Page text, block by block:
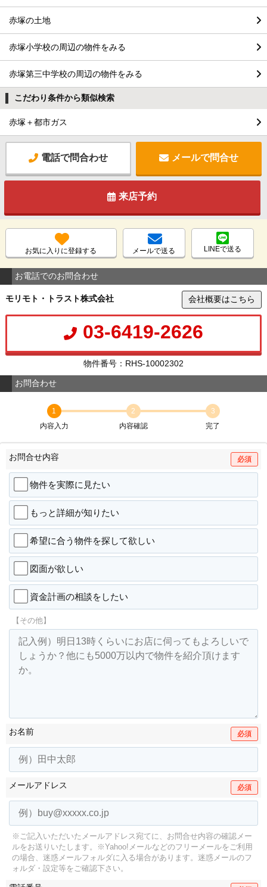
赤塚の土地
赤塚小学校の周辺の物件をみる
赤塚第三中学校の周辺の物件をみる
こだわり条件から類似検索
赤塚＋都市ガス
電話で問合わせ メールで問合せ
来店予約
お気に入りに登録する メールで送る LINEで送る
お電話でのお問合わせ
モリモト・トラスト株式会社 会社概要はこちら
03-6419-2626
物件番号：RHS-10002302
お問合わせ
1
内容入力
2
内容確認
3
完了
お問合せ内容 必須
物件を実際に見たい
もっと詳細が知りたい
希望に合う物件を探して欲しい
図面が欲しい
資金計画の相談をしたい
【その他】
お名前 必須
メールアドレス 必須
※ご記入いただいたメールアドレス宛てに、お問合せ内容の確認メー
ルをお送りいたします。
※Yahoo!メールなどのフリーメールをご利用
の場合、迷惑メールフォルダに入る場合があります。 迷惑メールのフ
ォルダ・設定等をご確認下さい。